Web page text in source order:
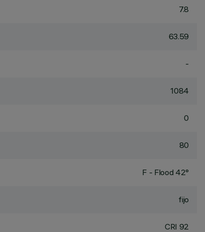
7.8
63.59
-
1084
0
80
F - Flood 42°
fijo
CRI 92